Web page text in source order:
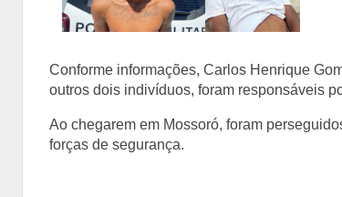
Conforme informações, Carlos Henrique
outros dois indivíduos, foram responsáveis
Ao chegarem em Mossoró, foram
forças de segurança.